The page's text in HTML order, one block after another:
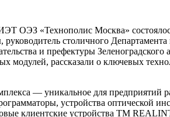
ОЭЗ «Технополис Москва»
столичного
и префектуры
модулей, рассказали о ключевых
— уникальное для
устройства оптической
клиентские устройства ТМ